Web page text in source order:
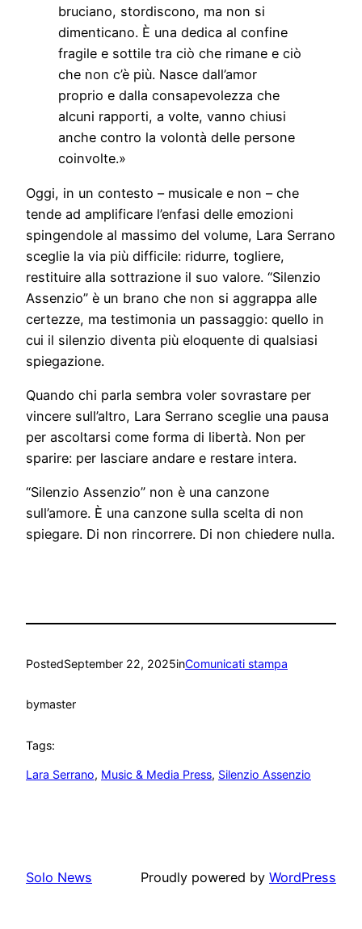
bruciano, stordiscono, ma non si
dimenticano. È una dedica al confine
fragile e sottile tra ciò che rimane e ciò
che non c’è più. Nasce dall’amor
proprio e dalla consapevolezza che
alcuni rapporti, a volte, vanno chiusi
anche contro la volontà delle persone
coinvolte.»
Oggi, in un contesto – musicale e non – che
tende ad amplificare l’enfasi delle emozioni
spingendole al massimo del volume, Lara Serrano
sceglie la via più difficile: ridurre, togliere,
restituire alla sottrazione il suo valore. “Silenzio
Assenzio” è un brano che non si aggrappa alle
certezze, ma testimonia un passaggio: quello in
cui il silenzio diventa più eloquente di qualsiasi
spiegazione.
Quando chi parla sembra voler sovrastare per
vincere sull’altro, Lara Serrano sceglie una pausa
per ascoltarsi come forma di libertà. Non per
sparire: per lasciare andare e restare intera.
“Silenzio Assenzio” non è una canzone
sull’amore. È una canzone sulla scelta di non
spiegare. Di non rincorrere. Di non chiedere nulla.
PostedSeptember 22, 2025inComunicati stampa
bymaster
Tags:
Lara Serrano, Music & Media Press, Silenzio Assenzio
Solo News Proudly powered by WordPress